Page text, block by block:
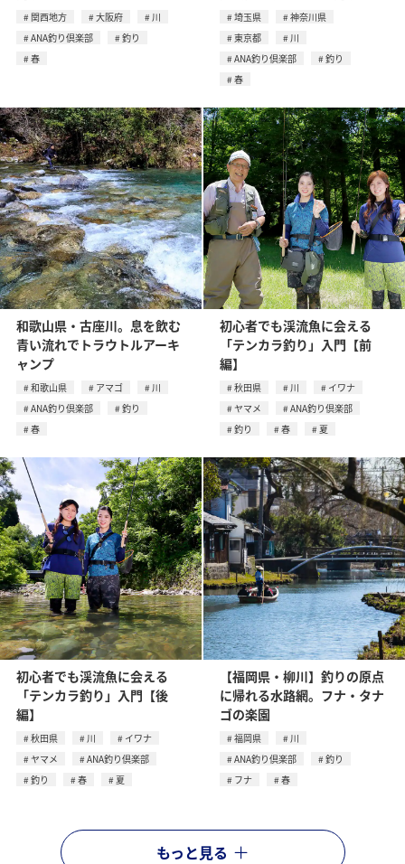
関西地方 大阪府
川
ANA釣り倶楽部
釣り
春
埼玉県
神奈川県
東京都
川
ANA釣り倶楽部
釣り
春
和歌山県・古座川。息を飲む
青い流れでトラウトルアーキ
ャンプ
和歌山県 アマゴ
川
ANA釣り倶楽部
釣り
春
初心者でも渓流魚に会える
「テンカラ釣り」入門【前
編】
秋田県 川
イワナ
ヤマメ
ANA釣り倶楽部
釣り
春 夏
初心者でも渓流魚に会える
「テンカラ釣り」入門【後
編】
秋田県 川
イワナ
ヤマメ
ANA釣り倶楽部
釣り
春 夏
【福岡県・柳川】釣りの原点
に帰れる水路網。フナ・タナ
ゴの楽園
福岡県
川
ANA釣り倶楽部
釣り
フナ
春
もっと見る